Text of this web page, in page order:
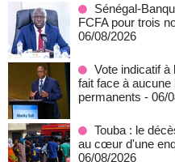
Sénégal-
FCFA pour trois
06/08/2026
Vote indicatif
fait face à
permanents - 06/
Touba : le
au cœur d'une
06/08/2026